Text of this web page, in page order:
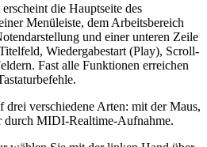
die Hauptseite des
Menüleiste, dem Arbeitsbereich
und einer unteren Zeile
Wiedergabestart (Play), Scroll-
Fast alle Funktionen erreichen
verschiedene Arten: mit der Maus,
durch MIDI-Realtime-Aufnahme.